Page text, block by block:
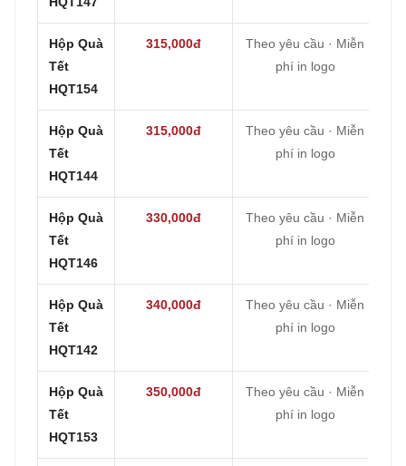
Hộp Quà
Tết
HQT154
315,000đ
Theo yêu cầu · Miễn
phí in logo
Hộp Quà
Tết
HQT144
315,000đ
Theo yêu cầu · Miễn
phí in logo
Hộp Quà
Tết
HQT146
330,000đ
Theo yêu cầu · Miễn
phí in logo
Hộp Quà
Tết
HQT142
340,000đ
Theo yêu cầu · Miễn
phí in logo
Hộp Quà
Tết
HQT153
350,000đ
Theo yêu cầu · Miễn
phí in logo